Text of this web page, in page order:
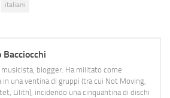
italiani
blogger. Ha militato come
in una ventina di gruppi (tra cui Not Moving,
Lilith), incidendo una cinquantina di dischi